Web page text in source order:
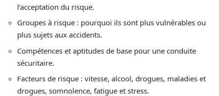
l’acceptation du risque.
Groupes à risque : pourquoi ils sont plus vulnérables ou
plus sujets aux accidents.
Compétences et aptitudes de base pour une conduite
sécuritaire.
Facteurs de risque : vitesse, alcool, drogues, maladies et
drogues, somnolence, fatigue et stress.